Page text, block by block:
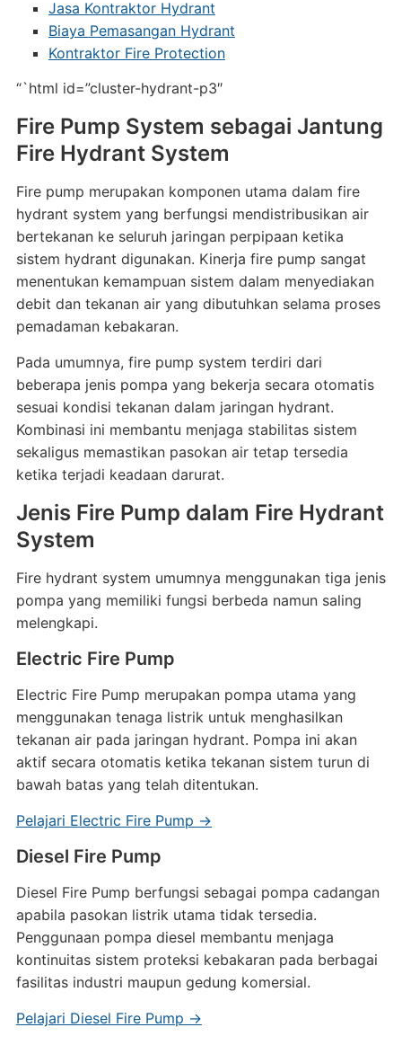
Jasa Kontraktor Hydrant
Biaya Pemasangan Hydrant
Kontraktor Fire Protection
“`html id=”cluster-hydrant-p3″
Fire Pump System sebagai Jantung
Fire Hydrant System
Fire pump merupakan komponen utama dalam fire
hydrant system yang berfungsi mendistribusikan air
bertekanan ke seluruh jaringan perpipaan ketika
sistem hydrant digunakan. Kinerja fire pump sangat
menentukan kemampuan sistem dalam menyediakan
debit dan tekanan air yang dibutuhkan selama proses
pemadaman kebakaran.
Pada umumnya, fire pump system terdiri dari
beberapa jenis pompa yang bekerja secara otomatis
sesuai kondisi tekanan dalam jaringan hydrant.
Kombinasi ini membantu menjaga stabilitas sistem
sekaligus memastikan pasokan air tetap tersedia
ketika terjadi keadaan darurat.
Jenis Fire Pump dalam Fire Hydrant
System
Fire hydrant system umumnya menggunakan tiga jenis
pompa yang memiliki fungsi berbeda namun saling
melengkapi.
Electric Fire Pump
Electric Fire Pump merupakan pompa utama yang
menggunakan tenaga listrik untuk menghasilkan
tekanan air pada jaringan hydrant. Pompa ini akan
aktif secara otomatis ketika tekanan sistem turun di
bawah batas yang telah ditentukan.
Pelajari Electric Fire Pump →
Diesel Fire Pump
Diesel Fire Pump berfungsi sebagai pompa cadangan
apabila pasokan listrik utama tidak tersedia.
Penggunaan pompa diesel membantu menjaga
kontinuitas sistem proteksi kebakaran pada berbagai
fasilitas industri maupun gedung komersial.
Pelajari Diesel Fire Pump →